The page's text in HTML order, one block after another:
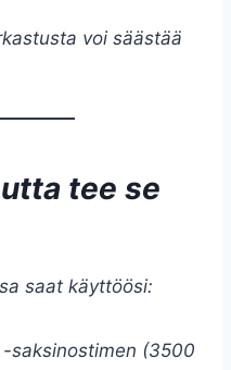
voi säästää
tee se
saat käyttöösi:
saksinostimen (3500